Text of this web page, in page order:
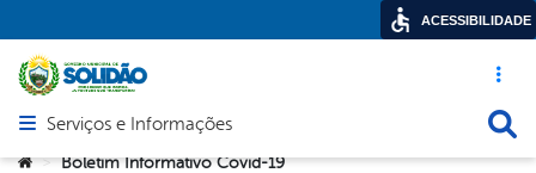
Acesso
Abrir menu principal de navegação
Serviços e Informações
Você está aqui:
> Boletim Informativo Covid-19
ACESSIBILIDADE